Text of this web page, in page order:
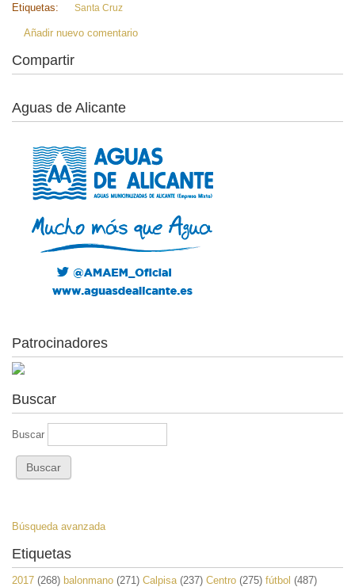
Etiquetas:
Santa Cruz
Añadir nuevo comentario
Compartir
Aguas de Alicante
Patrocinadores
Buscar
Buscar
Búsqueda avanzada
Etiquetas
2017 (268) balonmano (271) Calpisa(237) Centro (275) fútbol (487)